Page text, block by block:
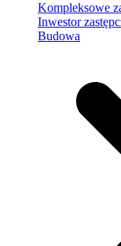
Kompleksowe
Inwestor
Budowa